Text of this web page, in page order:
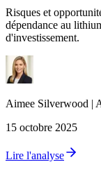
Risques et
dépendance au
d'investissement.
Aimee Silverwood |
15 octobre 2025
Lire l'analyse